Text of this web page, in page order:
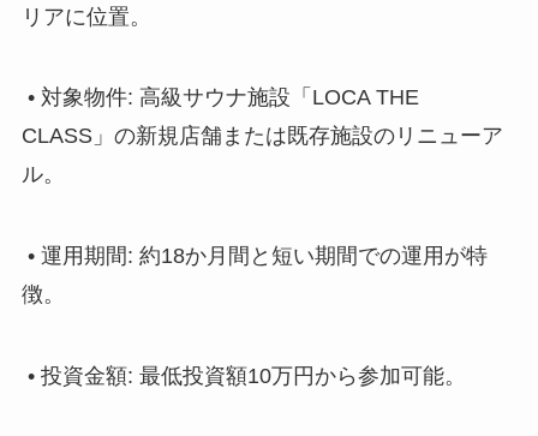
リアに位置。
• 対象物件: 高級サウナ施設「LOCA THE
CLASS」の新規店舗または既存施設のリニューア
ル。
• 運用期間: 約18か月間と短い期間での運用が特
徴。
• 投資金額: 最低投資額10万円から参加可能。